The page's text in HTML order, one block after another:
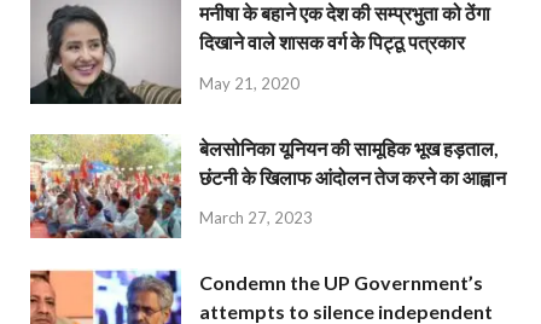
मनीषा के बहाने एक देश की सम्प्रभुता को ठेंगा
दिखाने वाले शासक वर्ग के पिट्ठू पत्रकार
May 21, 2020
बेलसोनिका यूनियन की सामूहिक भूख हड़ताल,
छंटनी के खिलाफ आंदोलन तेज करने का आह्वान
March 27, 2023
Condemn the UP Government’s
attempts to silence independent